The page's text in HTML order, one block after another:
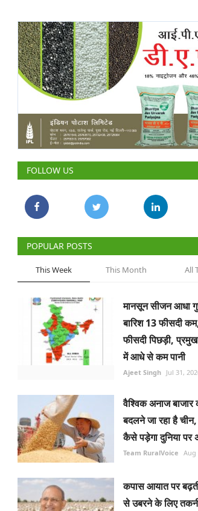
FOLLOW US
POPULAR POSTS
This Week This Month All
मानसून सीजन आधा
बारिश 13 फीसदी
फीसदी पिछड़ी,
में आधे से कम पानी
Ajeet Singh Jul 31,
वैश्विक अनाज बाजार
बदलने जा रहा है चीन,
कैसे पड़ेगा दुनिया पर
Team RuralVoice Aug
कपास आयात पर बढ़ती
से उबरने के लिए